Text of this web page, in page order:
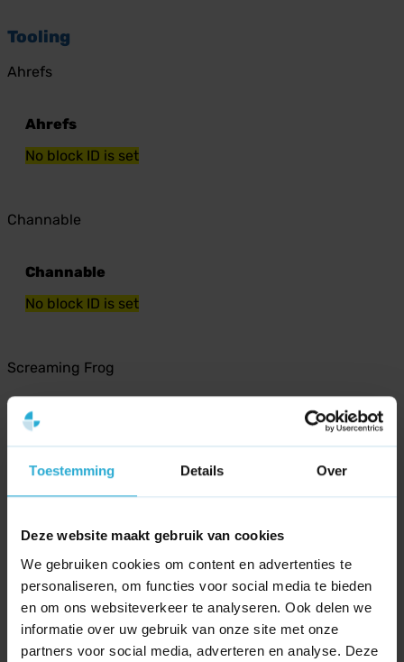
Toestemming Details Over
Deze website maakt gebruik van cookies
We gebruiken cookies om content en advertenties te
personaliseren, om functies voor social media te bieden
en om ons websiteverkeer te analyseren. Ook delen we
informatie over uw gebruik van onze site met onze
partners voor social media, adverteren en analyse. Deze
Tooling
Ahrefs
Ahrefs
No block ID is set
Channable
Channable
No block ID is set
Screaming Frog
Screaming Frog
No block ID is set
Canva
No block ID is set